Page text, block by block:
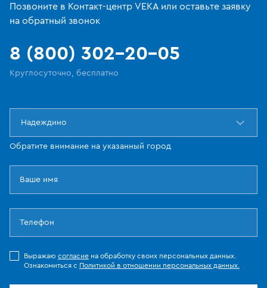
Позвоните в Контакт-центр VEKA или оставьте заявку
на обратный звонок
8 (800) 302-20-05
Круглосуточно, бесплатно
Надеждино
Обратите внимание на указанный город
Выражаю согласие на обработку своих персональных данных.
Ознакомиться с Политикой в отношении персональных данных.